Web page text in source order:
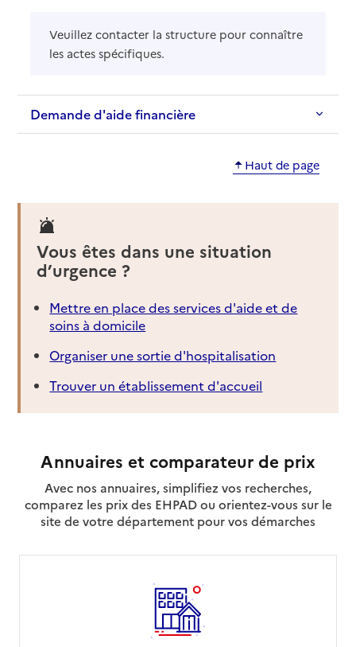
Veuillez contacter la structure pour connaître
les actes spécifiques.
Demande d'aide financière
Haut de page
Vous êtes dans une situation
d’urgence ?
Mettre en place des services d'aide et de
soins à domicile
Organiser une sortie d'hospitalisation
Trouver un établissement d'accueil
Annuaires et comparateur de prix
Avec nos annuaires, simplifiez vos recherches,
comparez les prix des EHPAD ou orientez-vous sur le
site de votre département pour vos démarches